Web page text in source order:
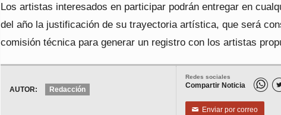
Los artistas interesados en participar podrán entregar en
del año la justificación de su trayectoria artística, que será
comisión técnica para generar un registro con los artistas
Redes sociales
Compartir Noticia
✉ Enviar por correo
AUTOR: Redacción